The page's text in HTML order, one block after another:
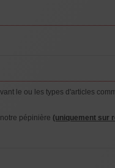
le ou les types d'articles
pépinière (uniquement sur